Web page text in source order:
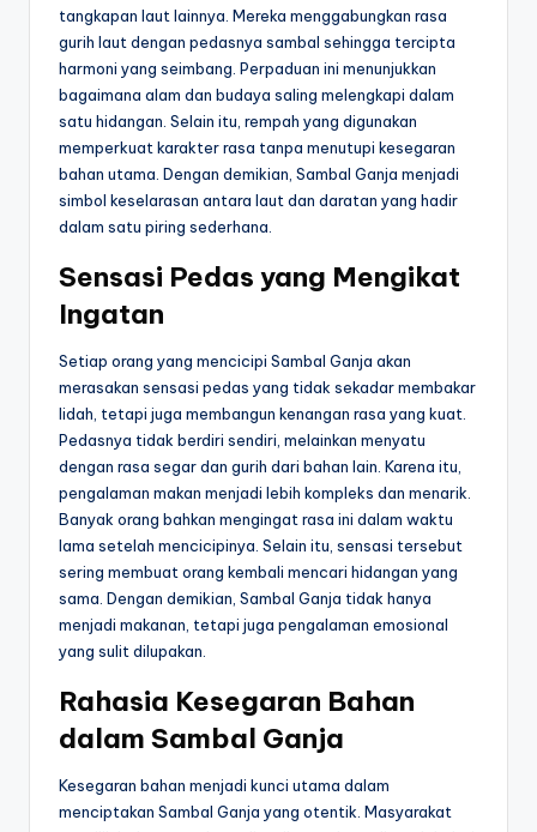
tangkapan laut lainnya. Mereka menggabungkan rasa
gurih laut dengan pedasnya sambal sehingga tercipta
harmoni yang seimbang. Perpaduan ini menunjukkan
bagaimana alam dan budaya saling melengkapi dalam
satu hidangan. Selain itu, rempah yang digunakan
memperkuat karakter rasa tanpa menutupi kesegaran
bahan utama. Dengan demikian, Sambal Ganja menjadi
simbol keselarasan antara laut dan daratan yang hadir
dalam satu piring sederhana.
Sensasi Pedas yang Mengikat
Ingatan
Setiap orang yang mencicipi Sambal Ganja akan
merasakan sensasi pedas yang tidak sekadar membakar
lidah, tetapi juga membangun kenangan rasa yang kuat.
Pedasnya tidak berdiri sendiri, melainkan menyatu
dengan rasa segar dan gurih dari bahan lain. Karena itu,
pengalaman makan menjadi lebih kompleks dan menarik.
Banyak orang bahkan mengingat rasa ini dalam waktu
lama setelah mencicipinya. Selain itu, sensasi tersebut
sering membuat orang kembali mencari hidangan yang
sama. Dengan demikian, Sambal Ganja tidak hanya
menjadi makanan, tetapi juga pengalaman emosional
yang sulit dilupakan.
Rahasia Kesegaran Bahan
dalam Sambal Ganja
Kesegaran bahan menjadi kunci utama dalam
menciptakan Sambal Ganja yang otentik. Masyarakat